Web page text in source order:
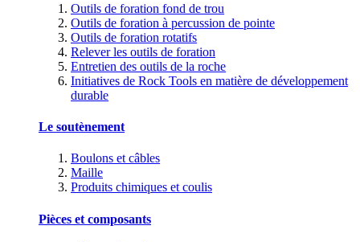
Outils de foration fond de trou
Outils de foration à percussion de pointe
Outils de foration rotatifs
Relever les outils de foration
Entretien des outils de la roche
Initiatives de Rock Tools en matière de développement
durable
Le soutènement
Boulons et câbles
Maille
Produits chimiques et coulis
Pièces et composants